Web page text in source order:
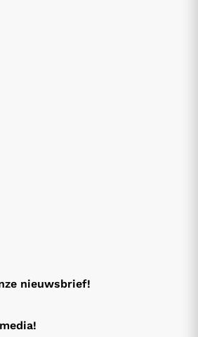
nieuwsbrief!